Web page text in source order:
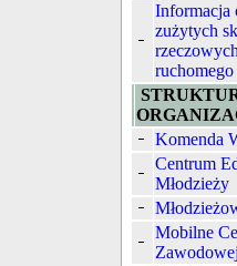
Informacja
zużytych
ruchomego
Komenda
Centrum
Młodzieży
Mobilne
Zawodowej